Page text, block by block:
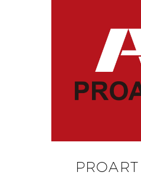
PROART